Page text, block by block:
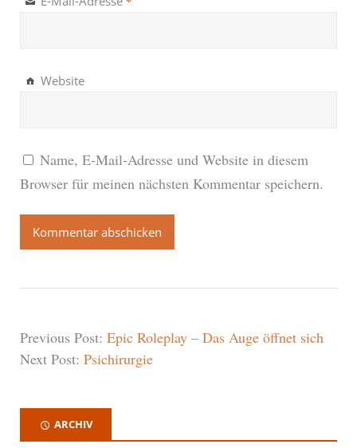
Website
Name, E-Mail-Adresse und Website in diesem
Browser für meinen nächsten Kommentar speichern.
Previous Post: Epic Roleplay – Das Auge öffnet sich
Next Post: Psichirurgie
ARCHIV